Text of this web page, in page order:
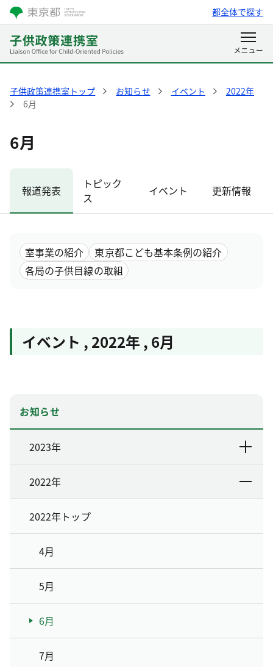
都全体で探す
子供政策連携室トップ お知らせ イベント
2022年
6月
6月
報道発表
トピック
ス
イベント 更新情報
室事業の紹介
東京都こども基本条例の紹介
各局の子供目線の取組
イベント , 2022年 , 6月
お知らせ
2023年
2022年
2022年トップ
4月
5月
6月
7月